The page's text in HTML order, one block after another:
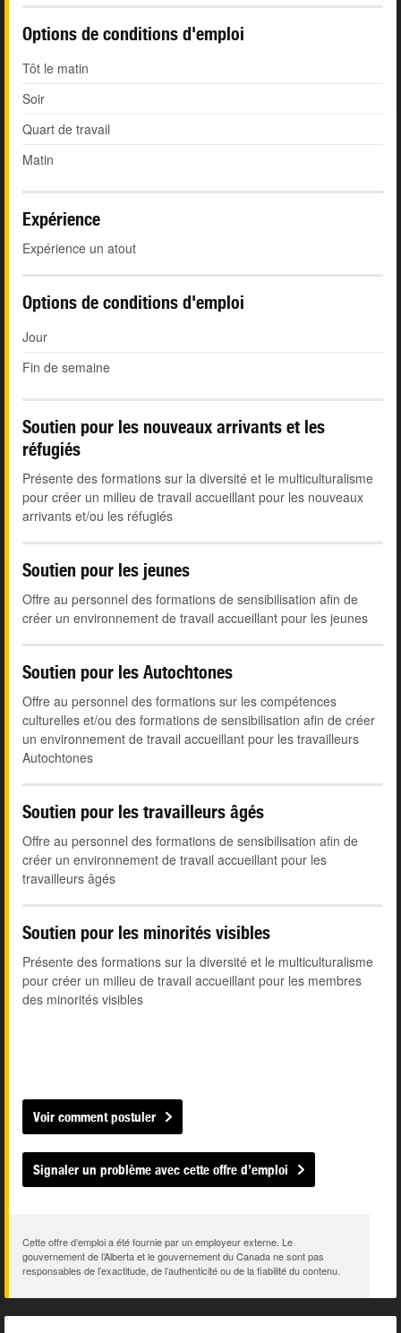
Options de conditions d'emploi
Tôt le matin
Soir
Quart de travail
Matin
Expérience
Expérience un atout
Options de conditions d'emploi
Jour
Fin de semaine
Soutien pour les nouveaux arrivants et les
réfugiés
Présente des formations sur la diversité et le multiculturalisme
pour créer un milieu de travail accueillant pour les nouveaux
arrivants et/ou les réfugiés
Soutien pour les jeunes
Offre au personnel des formations de sensibilisation afin de
créer un environnement de travail accueillant pour les jeunes
Soutien pour les Autochtones
Offre au personnel des formations sur les compétences
culturelles et/ou des formations de sensibilisation afin de créer
un environnement de travail accueillant pour les travailleurs
Autochtones
Soutien pour les travailleurs âgés
Offre au personnel des formations de sensibilisation afin de
créer un environnement de travail accueillant pour les
travailleurs âgés
Soutien pour les minorités visibles
Présente des formations sur la diversité et le multiculturalisme
pour créer un milieu de travail accueillant pour les membres
des minorités visibles
Voir comment postuler
Signaler un problème avec cette offre d’emploi
Cette offre d’emploi a été fournie par un employeur externe. Le
gouvernement de l’Alberta et le gouvernement du Canada ne sont pas
responsables de l’exactitude, de l’authenticité ou de la fiabilité du contenu.